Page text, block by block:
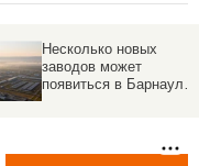
Несколько новых
заводов может
появиться в Барнауле